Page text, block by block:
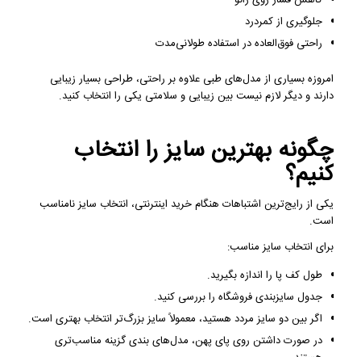
جلوگیری از کمردرد
راحتی فوق‌العاده در استفاده طولانی‌مدت
امروزه بسیاری از مدل‌های طبی علاوه بر راحتی، طراحی بسیار زیبایی
دارند و دیگر لازم نیست بین زیبایی و سلامتی یکی را انتخاب کنید.
چگونه بهترین سایز را انتخاب
کنیم؟
یکی از رایج‌ترین اشتباهات هنگام خرید اینترنتی، انتخاب سایز نامناسب
است.
برای انتخاب سایز مناسب:
طول کف پا را اندازه بگیرید.
جدول سایزبندی فروشگاه را بررسی کنید.
اگر بین دو سایز مردد هستید، معمولاً سایز بزرگ‌تر انتخاب بهتری است.
در صورت داشتن روی پای پهن، مدل‌های بندی گزینه مناسب‌تری